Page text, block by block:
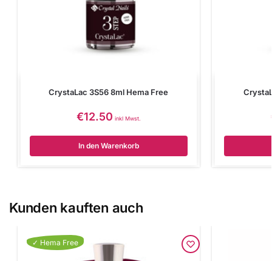
CrystaLac 3S56 8ml Hema Free
€12.50 inkl Mwst.
In den Warenkorb
Kunden kauften auch
✓ Hema Free